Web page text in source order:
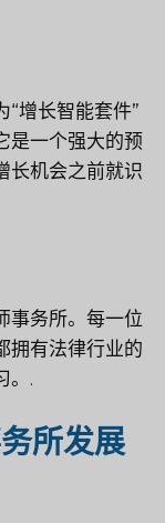
增长智能套件”
一个强大的预
长机会之前就识
事务所。每一位
拥有法律行业的
。.
所发展